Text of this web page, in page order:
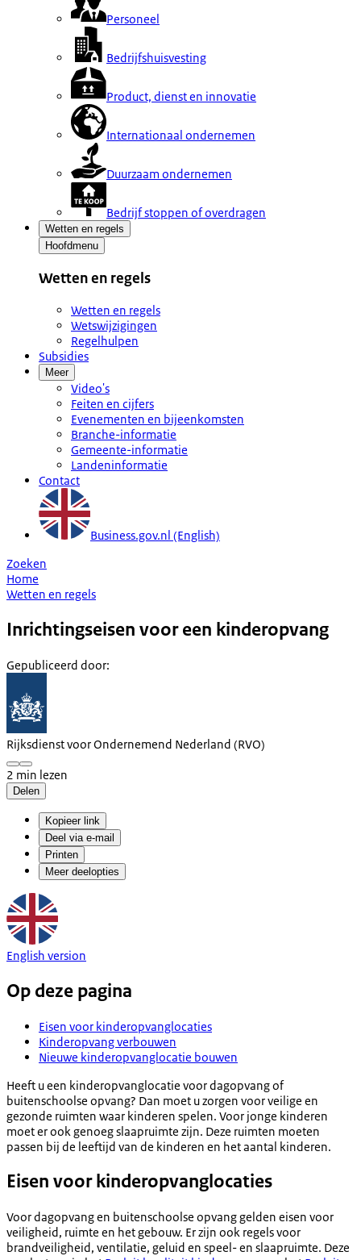
Personeel
Bedrijfshuisvesting
Product, dienst en innovatie
Internationaal ondernemen
Duurzaam ondernemen
Bedrijf stoppen of overdragen
Wetten en regels
Hoofdmenu
Wetten en regels
Wetten en regels
Wetswijzigingen
Regelhulpen
Subsidies
Meer
Video's
Feiten en cijfers
Evenementen en bijeenkomsten
Branche-informatie
Gemeente-informatie
Landeninformatie
Contact
Business.gov.nl (English)
Zoeken
Home
Wetten en regels
Inrichtingseisen voor een kinderopvang
Gepubliceerd door:
Rijksdienst voor Ondernemend Nederland (RVO)
2 min lezen
Delen
Kopieer link
Deel via e-mail
Printen
Meer deelopties
English version
Op deze pagina
Eisen voor kinderopvanglocaties
Kinderopvang verbouwen
Nieuwe kinderopvanglocatie bouwen
Heeft u een kinderopvanglocatie voor dagopvang of
buitenschoolse opvang? Dan moet u zorgen voor veilige en
gezonde ruimten waar kinderen spelen. Voor jonge kinderen
moet er ook genoeg slaapruimte zijn. Deze ruimten moeten
passen bij de leeftijd van de kinderen en het aantal kinderen.
Eisen voor kinderopvanglocaties
Voor dagopvang en buitenschoolse opvang gelden eisen voor
veiligheid, ruimte en het gebouw. Er zijn ook regels voor
brandveiligheid, ventilatie, geluid en speel- en slaapruimte. Deze